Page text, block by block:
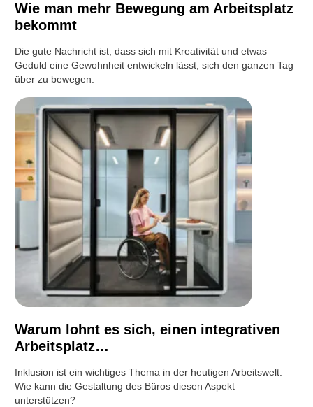
Wie man mehr Bewegung am Arbeitsplatz
bekommt
Die gute Nachricht ist, dass sich mit Kreativität und etwas
Geduld eine Gewohnheit entwickeln lässt, sich den ganzen Tag
über zu bewegen.
Warum lohnt es sich, einen integrativen
Arbeitsplatz…
Inklusion ist ein wichtiges Thema in der heutigen Arbeitswelt.
Wie kann die Gestaltung des Büros diesen Aspekt
unterstützen?